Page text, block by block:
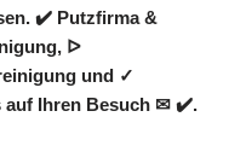
✔️ Putzfirma &
ᐅ
und ✓
auf Ihren Besuch ✉ ✔️.